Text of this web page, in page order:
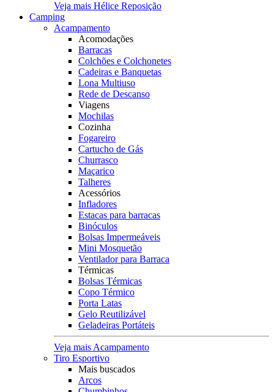
Veja mais Hélice Reposição
Camping
Acampamento
Acomodações
Barracas
Colchões e Colchonetes
Cadeiras e Banquetas
Lona Multiuso
Rede de Descanso
Viagens
Mochilas
Cozinha
Fogareiro
Cartucho de Gás
Churrasco
Maçarico
Talheres
Acessórios
Infladores
Estacas para barracas
Binóculos
Bolsas Impermeáveis
Mini Mosquetão
Ventilador para Barraca
Térmicas
Bolsas Térmicas
Copo Térmico
Porta Latas
Gelo Reutilizável
Geladeiras Portáteis
Veja mais Acampamento
Tiro Esportivo
Mais buscados
Arcos